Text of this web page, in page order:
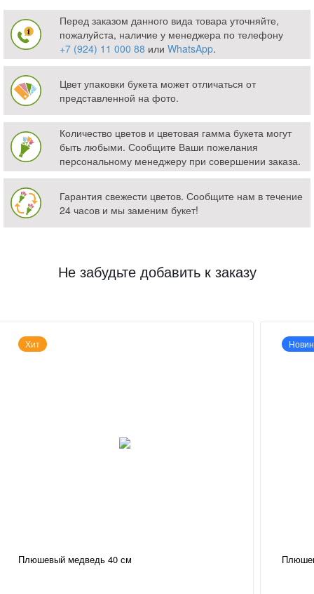
Перед заказом данного вида товара уточняйте,
пожалуйста, наличие у менеджера по телефону
+7 (924) 11 000 88 или WhatsApp.
Цвет упаковки букета может отличаться от
представленной на фото.
Количество цветов и цветовая гамма букета могут
быть любыми. Сообщите Ваши пожелания
персональному менеджеру при совершении заказа.
Гарантия свежести цветов. Сообщите нам в течение
24 часов и мы заменим букет!
Не забудьте добавить к заказу
Хит
Плюшевый медведь 40 см